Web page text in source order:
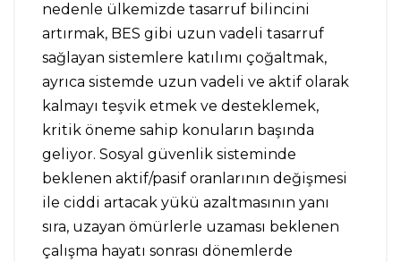
nedenle ülkemizde tasarruf bilincini
artırmak, BES gibi uzun vadeli tasarruf
sağlayan sistemlere katılımı çoğaltmak,
ayrıca sistemde uzun vadeli ve aktif olarak
kalmayı teşvik etmek ve desteklemek,
kritik öneme sahip konuların başında
geliyor. Sosyal güvenlik sisteminde
beklenen aktif/pasif oranlarının değişmesi
ile ciddi artacak yükü azaltmasının yanı
sıra, uzayan ömürlerle uzaması beklenen
çalışma hayatı sonrası dönemlerde